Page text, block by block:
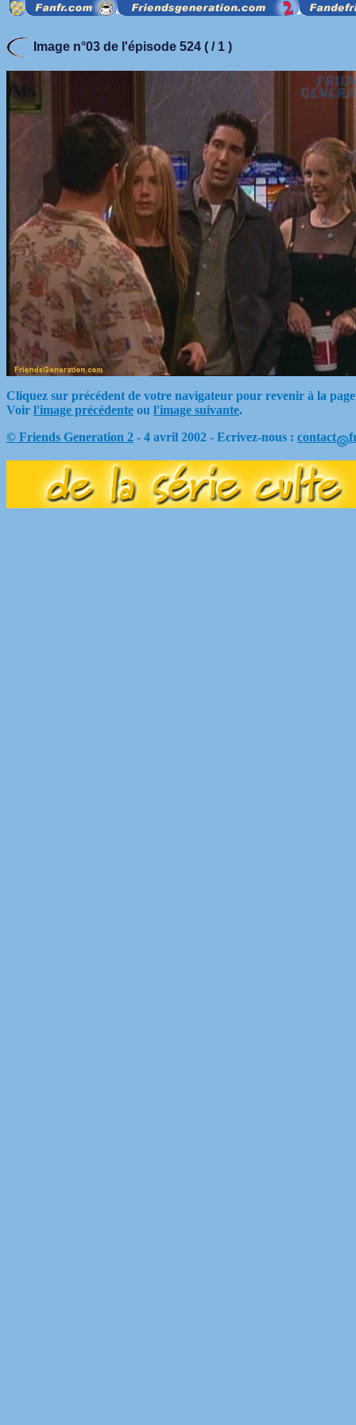
Image n°03 de l'épisode 524 ( / 1 )
Cliquez sur précédent de votre navigateur pour revenir à la
Voir l'image précédente ou l'image suivante.
© Friends Generation 2 - 4 avril 2002 - Ecrivez-nous : contact